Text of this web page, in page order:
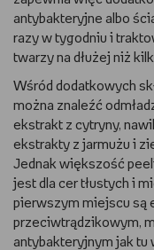
antybakteryjne albo
razy w tygodniu i
twarzy na dłużej niż
Wśród dodatkowych
można znaleźć
ekstrakt z cytryny,
ekstrakty z jarmużu i
Jednak większość
jest dla cer tłustych i
pierwszym miejscu są
przeciwtrądzikowym,
antybakteryjnym jak tu